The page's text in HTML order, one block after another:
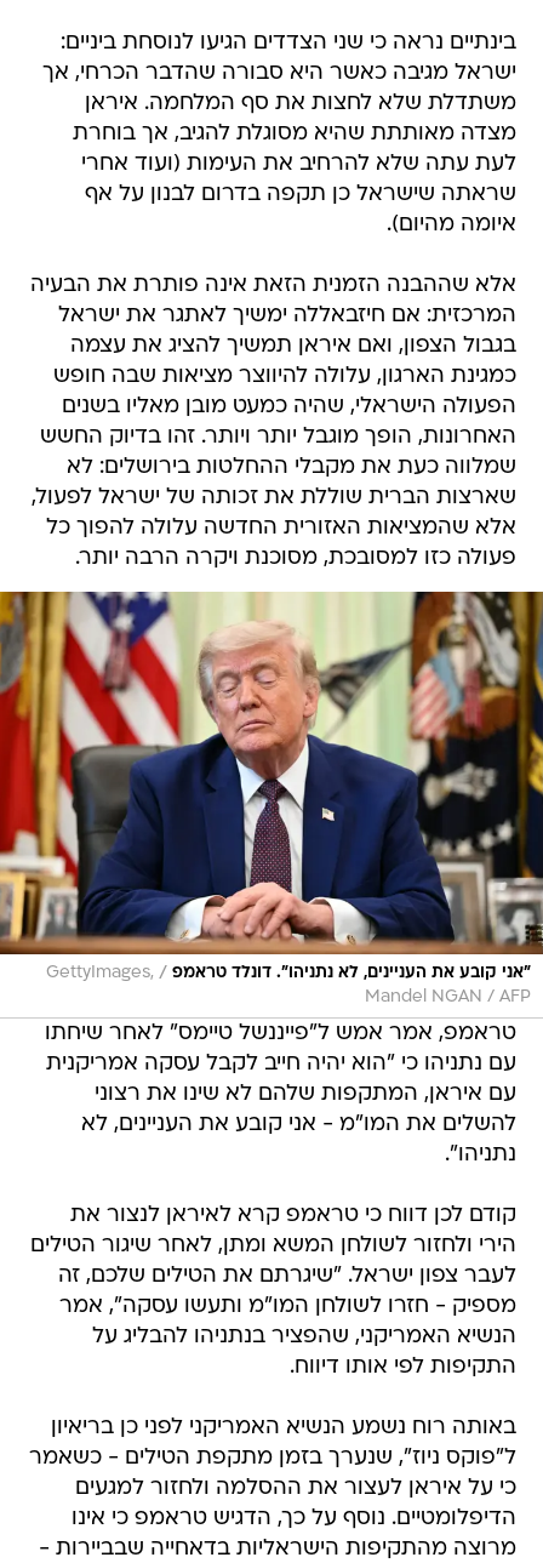
בינתיים נראה כי שני הצדדים הגיעו לנוסחת ביניים:
ישראל מגיבה כאשר היא סבורה שהדבר הכרחי, אך
משתדלת שלא לחצות את סף המלחמה. איראן
מצדה מאותתת שהיא מסוגלת להגיב, אך בוחרת
לעת עתה שלא להרחיב את העימות (ועוד אחרי
שראתה שישראל כן תקפה בדרום לבנון על אף
איומה מהיום).
אלא שההבנה הזמנית הזאת אינה פותרת את הבעיה
המרכזית: אם חיזבאללה ימשיך לאתגר את ישראל
בגבול הצפון, ואם איראן תמשיך להציג את עצמה
כמגינת הארגון, עלולה להיווצר מציאות שבה חופש
הפעולה הישראלי, שהיה כמעט מובן מאליו בשנים
האחרונות, הופך מוגבל יותר ויותר. זהו בדיוק החשש
שמלווה כעת את מקבלי ההחלטות בירושלים: לא
שארצות הברית שוללת את זכותה של ישראל לפעול,
אלא שהמציאות האזורית החדשה עלולה להפוך כל
פעולה כזו למסובכת, מסוכנת ויקרה הרבה יותר.
"אני קובע את העניינים, לא נתניהו". דונלד טראמפ /
GettyImages,
Mandel NGAN / AFP
טראמפ, אמר אמש ל"פייננשל טיימס" לאחר שיחתו
עם נתניהו כי "הוא יהיה חייב לקבל עסקה אמריקנית
עם איראן, המתקפות שלהם לא שינו את רצוני
להשלים את המו"מ - אני קובע את העניינים, לא
נתניהו".
קודם לכן דווח כי טראמפ קרא לאיראן לנצור את
הירי ולחזור לשולחן המשא ומתן, לאחר שיגור הטילים
לעבר צפון ישראל. "שיגרתם את הטילים שלכם, זה
מספיק - חזרו לשולחן המו"מ ותעשו עסקה", אמר
הנשיא האמריקני, שהפציר בנתניהו להבליג על
התקיפות לפי אותו דיווח.
באותה רוח נשמע הנשיא האמריקני לפני כן בריאיון
ל"פוקס ניוז", שנערך בזמן מתקפת הטילים - כשאמר
כי על איראן לעצור את ההסלמה ולחזור למגעים
הדיפלומטיים. נוסף על כך, הדגיש טראמפ כי אינו
מרוצה מהתקיפות הישראליות בדאחייה שבביירות -